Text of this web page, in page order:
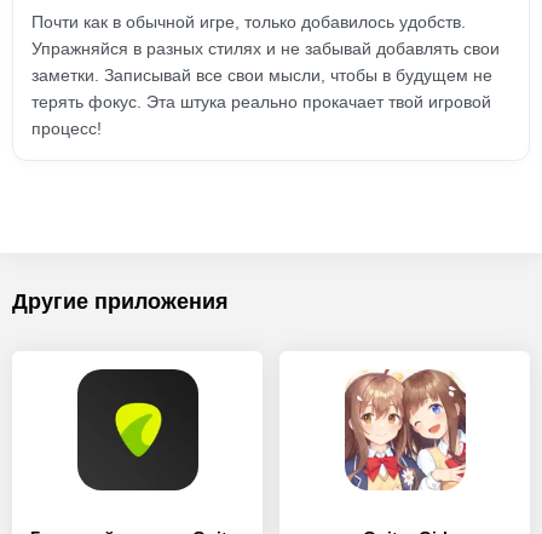
Почти как в обычной игре, только добавилось удобств.
Упражняйся в разных стилях и не забывай добавлять свои
заметки. Записывай все свои мысли, чтобы в будущем не
терять фокус. Эта штука реально прокачает твой игровой
процесс!
Другие приложения